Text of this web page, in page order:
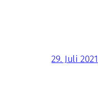
29. Juli 2021